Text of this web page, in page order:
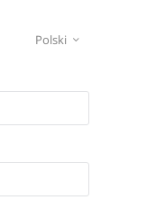
Polski 